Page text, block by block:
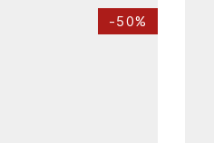
-50%